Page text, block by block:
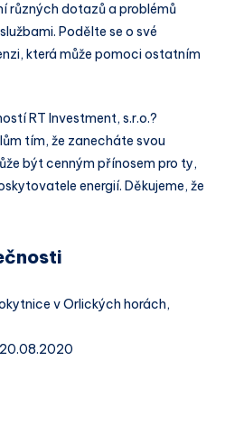
různých dotazů a problémů
Podělte se o své
která může pomoci ostatním
RT Investment, s.r.o.?
tím, že zanecháte svou
být cenným přínosem pro ty,
energií. Děkujeme, že
v Orlických horách,